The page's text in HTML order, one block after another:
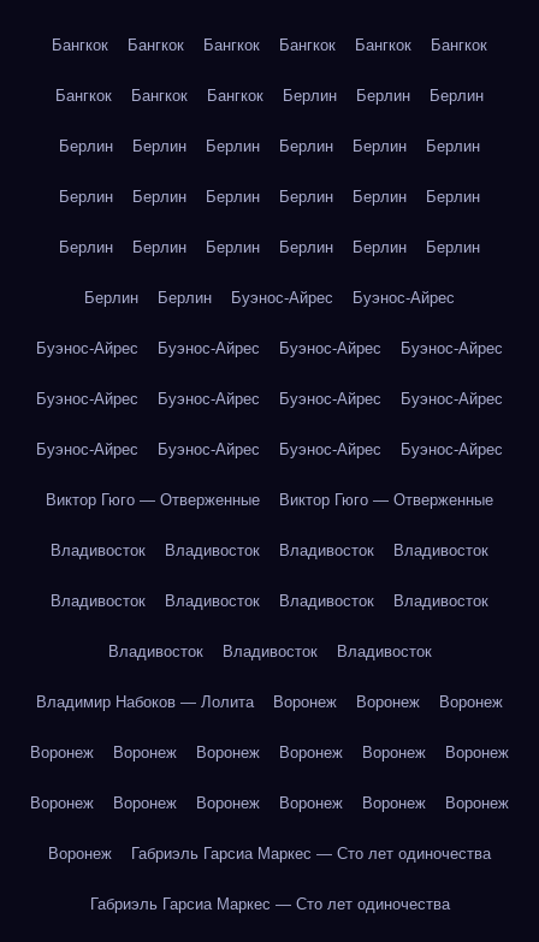
Бангкок Бангкок Бангкок Бангкок Бангкок Бангкок
Бангкок Бангкок Бангкок Берлин Берлин Берлин
Берлин Берлин Берлин Берлин Берлин Берлин
Берлин Берлин Берлин Берлин Берлин Берлин
Берлин Берлин Берлин Берлин Берлин Берлин
Берлин Берлин Буэнос-Айрес Буэнос-Айрес
Буэнос-Айрес Буэнос-Айрес Буэнос-Айрес Буэнос-Айрес
Буэнос-Айрес Буэнос-Айрес Буэнос-Айрес Буэнос-Айрес
Буэнос-Айрес Буэнос-Айрес Буэнос-Айрес Буэнос-Айрес
Виктор Гюго — Отверженные Виктор Гюго — Отверженные
Владивосток Владивосток Владивосток Владивосток
Владивосток Владивосток Владивосток Владивосток
Владивосток Владивосток Владивосток
Владимир Набоков — Лолита Воронеж Воронеж Воронеж
Воронеж Воронеж Воронеж Воронеж Воронеж Воронеж
Воронеж Воронеж Воронеж Воронеж Воронеж Воронеж
Воронеж Габриэль Гарсиа Маркес — Сто лет одиночества
Габриэль Гарсиа Маркес — Сто лет одиночества